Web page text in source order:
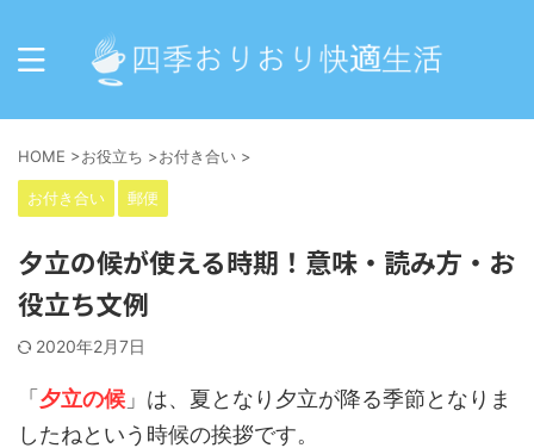
HOME >お役立ち >お付き合い >
お付き合い 郵便
夕立の候が使える時期！意味・読み方・お
役立ち文例
2020年2月7日
「 夕立の候 」は、夏となり夕立が降る季節となりま
したねという時候の挨拶です。